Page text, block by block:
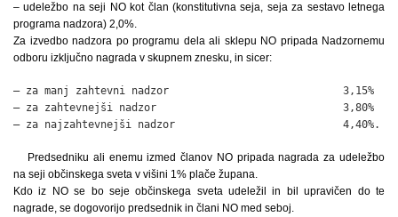
– udeležbo na seji NO kot član (konstitutivna seja, seja za sestavo letnega
programa nadzora) 2,0%.
Za izvedbo nadzora po programu dela ali sklepu NO pripada Nadzornemu
odboru izključno nagrada v skupnem znesku, in sicer:
– za manj zahtevni nadzor                            3,15%
– za zahtevnejši nadzor                              3,80%
– za najzahtevnejši nadzor                           4,40%.
Predsedniku ali enemu izmed članov NO pripada nagrada za udeležbo
na seji občinskega sveta v višini 1% plače župana.
Kdo iz NO se bo seje občinskega sveta udeležil in bil upravičen do te
nagrade, se dogovorijo predsednik in člani NO med seboj.